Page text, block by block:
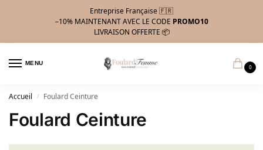
Entreprise Française 🇫🇷
–10% MAINTENANT AVEC LE CODE PROMO10
LIVRAISON OFFERTE 📦
MENU
0
Accueil / Foulard Ceinture
Foulard Ceinture